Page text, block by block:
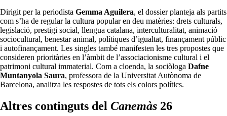
Dirigit per la periodista Gemma Aguilera, el dossier planteja als partits
com s’ha de regular la cultura popular en deu matèries: drets culturals,
legislació, prestigi social, llengua catalana, interculturalitat, animació
sociocultural, benestar animal, polítiques d’igualtat, finançament públic
i autofinançament. Les singles també manifesten les tres propostes que
consideren prioritàries en l’àmbit de l’associacionisme cultural i el
patrimoni cultural immaterial. Com a cloenda, la sociòloga Dafne
Muntanyola Saura, professora de la Universitat Autònoma de
Barcelona, analitza les respostes de tots els colors polítics.
Altres continguts del Canemàs 26